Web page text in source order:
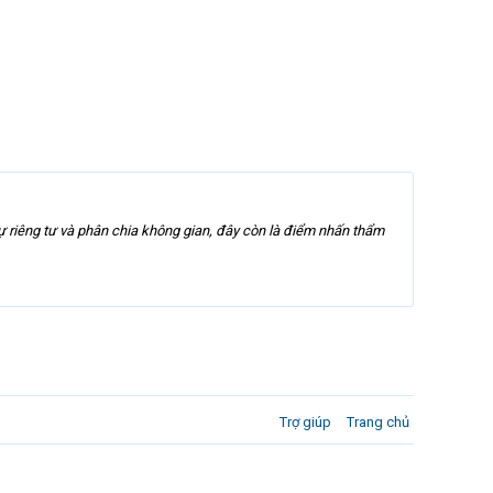
tư và phân chia không gian, đây còn là điểm nhấn thẩm
Trợ giúp Trang chủ